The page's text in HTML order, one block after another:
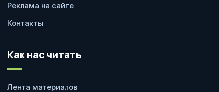
Реклама на сайте
Контакты
Как нас читать
Лента материалов